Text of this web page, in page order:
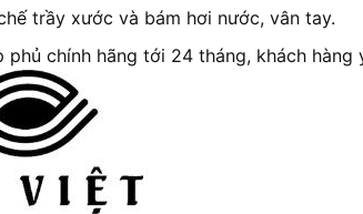
trầy xước và bám hơi nước, vân tay.
phủ chính hãng tới 24 tháng, khách hàng